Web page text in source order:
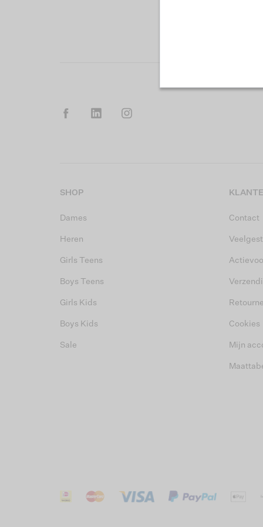
SHOP
Dames
Heren
Girls Teens
Boys Teens
Girls Kids
Boys Kids
Sale
Contact
Cookies
Mijn